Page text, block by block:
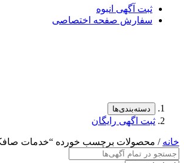
ثبت آگهی انبوه
سفارش صفحه اختصاصی
دسته‌بندی‌ها
ثبت اگهی رایگان
خانه / محصولات برچسب خورده “خدمات